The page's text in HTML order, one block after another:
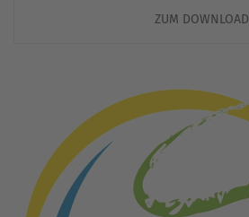
ZUM DOWNLOAD